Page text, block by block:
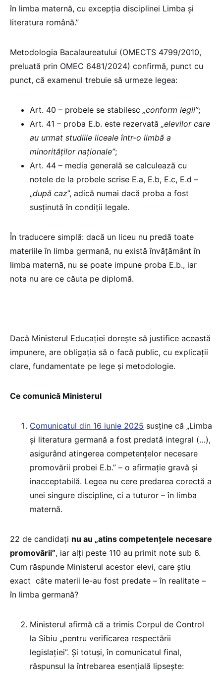
în limba maternă, cu excepția disciplinei Limba și
literatura română.”
Metodologia Bacalaureatului (OMECTS 4799/2010,
preluată prin OMEC 6481/2024) confirmă, punct cu
punct, că examenul trebuie să urmeze legea:
Art. 40 – probele se stabilesc „conform legii”;
Art. 41 – proba E.b. este rezervată „elevilor care
au urmat studiile liceale într-o limbă a
minorităților naționale”;
Art. 44 – media generală se calculează cu
notele de la probele scrise E.a, E.b, E.c, E.d –
„după caz”, adică numai dacă proba a fost
susținută în condiții legale.
În traducere simplă: dacă un liceu nu predă toate
materiile în limba germană, nu există învățământ în
limba maternă, nu se poate impune proba E.b., iar
nota nu are ce căuta pe diplomă.
Dacă Ministerul Educației dorește să justifice această
impunere, are obligația să o facă public, cu explicații
clare, fundamentate pe lege și metodologie.
Ce comunică Ministerul
Comunicatul din 16 iunie 2025 susține că „Limba
și literatura germană a fost predată integral (…),
asigurând atingerea competențelor necesare
promovării probei E.b.” – o afirmație gravă și
inacceptabilă. Legea nu cere predarea corectă a
unei singure discipline, ci a tuturor – în limba
maternă.
22 de candidați nu au „atins competențele necesare
promovării”, iar alți peste 110 au primit note sub 6.
Cum răspunde Ministerul acestor elevi, care știu
exact câte materii le-au fost predate – în realitate –
în limba germană?
Ministerul afirmă că a trimis Corpul de Control
la Sibiu „pentru verificarea respectării
legislației”. Și totuși, în comunicatul final,
răspunsul la întrebarea esențială lipsește: